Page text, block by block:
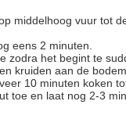
eens 2 minuten.
kruiden aan de
10 minuten koken
toe en laat nog 2-3